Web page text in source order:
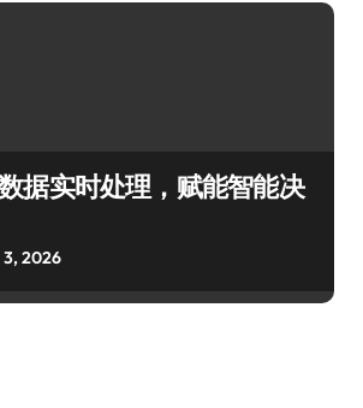
据实时处理，赋能智能决
3, 2026